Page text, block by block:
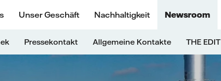
Unser Geschäft Nachhaltigkeit Newsroom
Pressekontakt Allgemeine Kontakte THE